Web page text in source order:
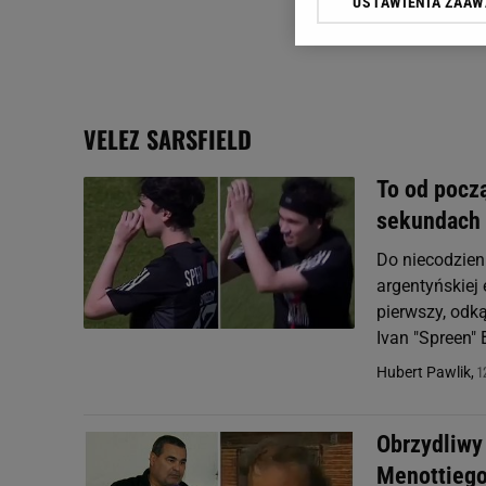
VELEZ SARSFIELD
To od
sekundach
Do
argentyńskiej
pierwszy,
Ivan "Spreen"
Hubert Pawlik,
Klikając „Akceptuję”
Zaufanych Partnerów i
Przechowywanie
badnie odbiorców i